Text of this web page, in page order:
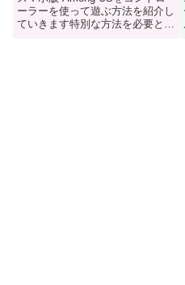
ーラーを使って遊ぶ方法を紹介し
ていきます特別な方法を必要とせ